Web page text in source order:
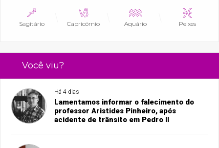
Sagitário Capricórnio Aquário Peixes
Você viu?
Há 4 dias
Lamentamos informar o falecimento do
professor Aristides Pinheiro, após
acidente de trânsito em Pedro II